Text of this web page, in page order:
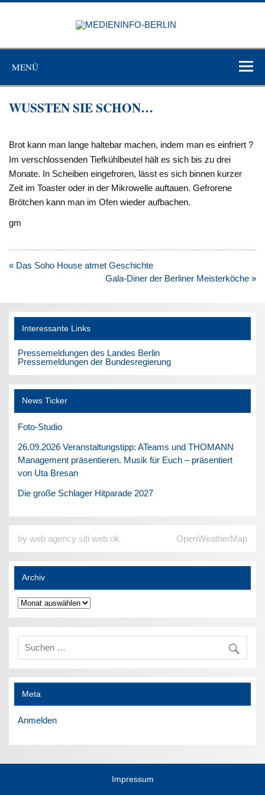
Zum
MENÜ
WUSSTEN SIE SCHON…
Brot kann man lange haltebar machen, indem man es einfriert ?
Im verschlossenden Tiefkühlbeutel hält es sich bis zu drei
Monate. In Scheiben eingefroren, lässt es sich binnen kurzer
Zeit im Toaster oder in der Mikrowelle auftauen. Gefrorene
Brötchen kann man im Ofen wieder aufbachen.
gm
Beitragsnavigation
« Das Soho House atmet Geschichte
Gala-Diner der Berliner Meisterköche »
Interessante Links
Pressemeldungen des Landes Berlin
Pressemeldungen der Bundesregierung
News Ticker
Foto-Studio
26.09.2026 Veranstaltungstipp: ATeams und THOMANN
Management präsentieren. Musik für Euch – präsentiert
von Uta Bresan
Die große Schlager Hitparade 2027
by web agency siti web ok OpenWeatherMap
Archiv
Archiv
Meta
Anmelden
Impressum